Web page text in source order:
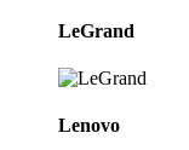
LeGrand
Lenovo